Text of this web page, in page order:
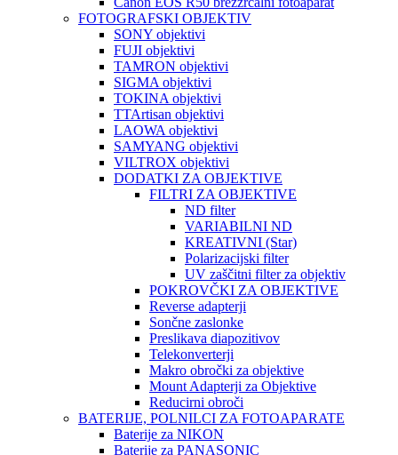
FOTOGRAFSKI OBJEKTIV
SONY objektivi
FUJI objektivi
TAMRON objektivi
SIGMA objektivi
TOKINA objektivi
TTArtisan objektivi
LAOWA objektivi
SAMYANG objektivi
VILTROX objektivi
DODATKI ZA OBJEKTIVE
FILTRI ZA OBJEKTIVE
ND filter
VARIABILNI ND
KREATIVNI (Star)
Polarizacijski filter
UV zaščitni filter za objektiv
POKROVČKI ZA OBJEKTIVE
Reverse adapterji
Sončne zaslonke
Preslikava diapozitivov
Telekonverterji
Makro obročki za objektive
Mount Adapterji za Objektive
Reducirni obroči
BATERIJE, POLNILCI ZA FOTOAPARATE
Baterije za NIKON
Baterije za PANASONIC